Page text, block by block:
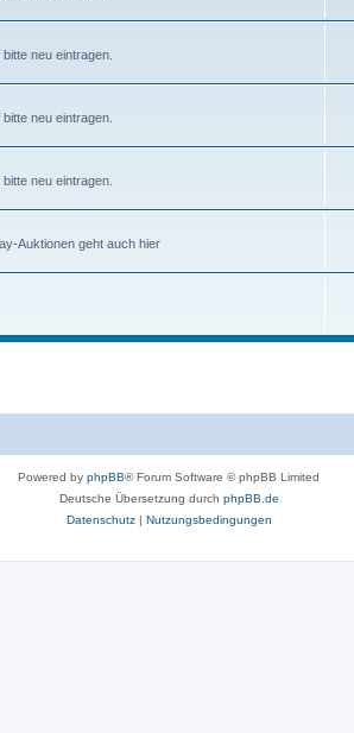
neu eintragen.
neu eintragen.
neu eintragen.
Auktionen geht auch hier
Powered by phpBB® Forum Software © phpBB Limited
Deutsche Übersetzung durch phpBB.de
Datenschutz| Nutzungsbedingungen